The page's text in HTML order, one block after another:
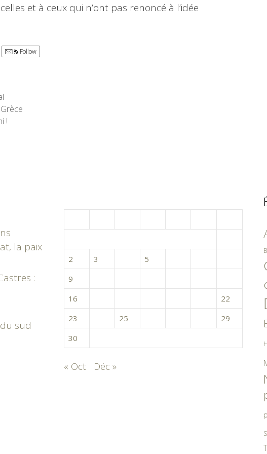
et à ceux qui n’ont pas renoncé à l’idée
Follow
!
la paix
:
sud
2
3 5
9
16
22
23
25
29
30
« Oct Déc »